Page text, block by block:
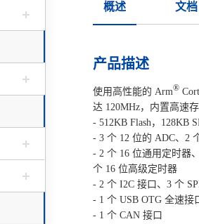
概述 文档
产品描述
使用高性能的 Arm®
达 120MHz，内置高速
- 512KB Flash，128KB
- 3 个 12 位的 ADC、2
- 2 个 16 位通用定时器
个 16 位高级定时器
- 2 个 I2C 接口、3 个
- 1 个 USB OTG 全速接
- 1 个 CAN 接口